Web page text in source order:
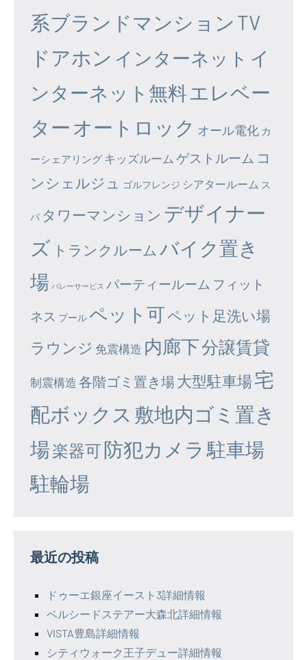
系ブランドマンション TV
ドアホン インターネット イ
ンターネット無料エレベー
ター オートロック オール電化 カ
ーシェアリング キッズルーム ゲストルーム コ
ンシェルジュ
ゴルフレンジ シアタールーム ス
パ タワーマンション デザイナー
ズ トランクルーム バイク置き
場 バレーサービス パーティールーム フィット
ネス プール ペット可ペット足洗い場
ラウンジ 免震構造 内廊下分譲賃貸
制震構造 各階ゴミ置き場大型駐車場宅
配ボックス 敷地内ゴミ置き
場楽器可防犯カメラ 駐車場
駐輪場
最近の投稿
ドゥーエ銀座イースト3詳細情報
ベルシードステアー大森北詳細情報
VISTA豊島詳細情報
シティウォーク王子デュー詳細情報